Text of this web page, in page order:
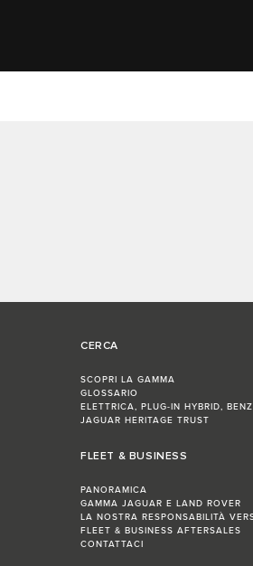
CERCA
SCOPRI LA GAMMA
GLOSSARIO
ELETTRICA, PLUG-IN HYBRID,
JAGUAR HERITAGE TRUST
FLEET & BUSINESS
PANORAMICA
GAMMA JAGUAR E LAND ROVER
LA NOSTRA RESPONSABILITÀ
FLEET & BUSINESS AFTERSALES
CONTATTACI